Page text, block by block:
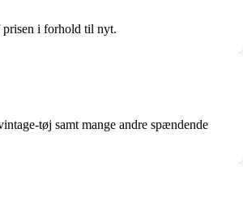
prisen i forhold til nyt.
tøj samt mange andre spændende